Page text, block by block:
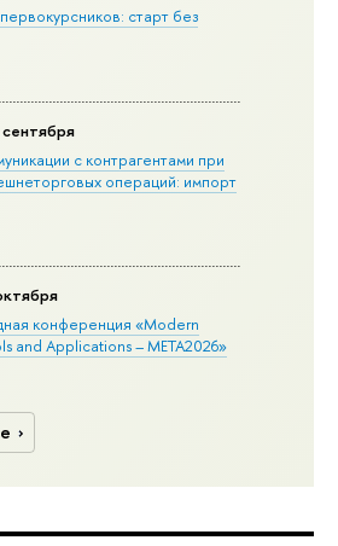
старт без
с контрагентами при
операций: импорт
конференция «Modern
and Applications – META2026»